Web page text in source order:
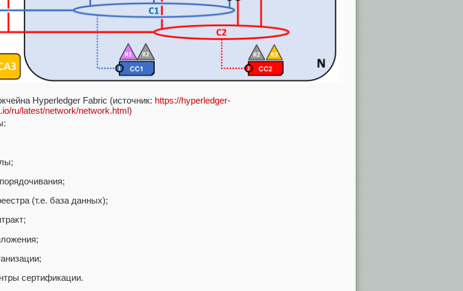
Hyperledger Fabric (источник: https://hyperledger-
ru/latest/network/network.html)
(т.е. база данных);
сертификации.